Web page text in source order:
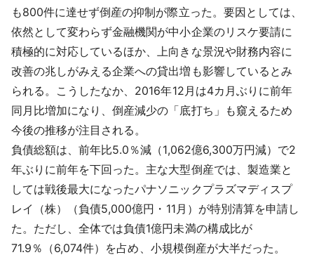
も800件に達せず倒産の抑制が際立った。要因としては、
依然として変わらず金融機関が中小企業のリスケ要請に
積極的に対応しているほか、上向きな景況や財務内容に
改善の兆しがみえる企業への貸出増も影響しているとみ
られる。こうしたなか、2016年12月は4カ月ぶりに前年
同月比増加になり、倒産減少の「底打ち」も窺えるため
今後の推移が注目される。
負債総額は、前年比5.0％減（1,062億6,300万円減）で2
年ぶりに前年を下回った。主な大型倒産では、製造業と
しては戦後最大になったパナソニックプラズマディスプ
レイ（株）（負債5,000億円・11月）が特別清算を申請し
た。ただし、全体では負債1億円未満の構成比が
71.9％（6,074件）を占め、小規模倒産が大半だった。